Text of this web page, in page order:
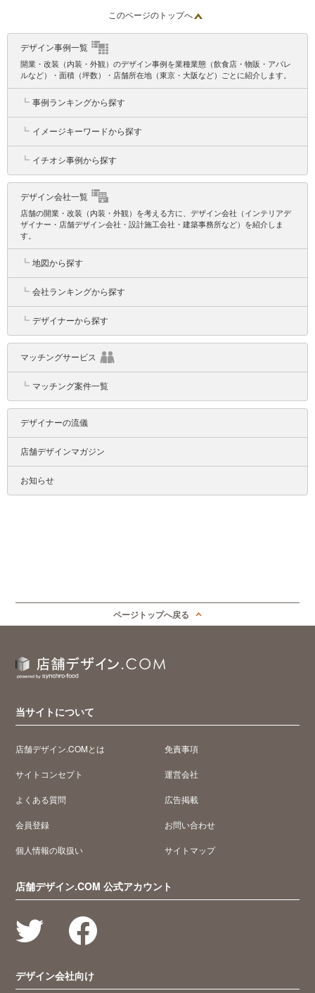
このページのトップへ
デザイン事例一覧
開業・改装（内装・外観）のデザイン事例を業種業態（飲食店・物販・アパレ
ルなど）・面積（坪数）・店舗所在地（東京・大阪など）ごとに紹介します。
┗ 事例ランキングから探す
┗ イメージキーワードから探す
┗ イチオシ事例から探す
デザイン会社一覧
店舗の開業・改装（内装・外観）を考える方に、デザイン会社（インテリアデ
ザイナー・店舗デザイン会社・設計施工会社・建築事務所など）を紹介しま
す。
┗ 地図から探す
┗ 会社ランキングから探す
┗ デザイナーから探す
マッチングサービス
┗ マッチング案件一覧
デザイナーの流儀
店舗デザインマガジン
お知らせ
ページトップへ戻る
当サイトについて
店舗デザイン.COMとは
サイトコンセプト
よくある質問
会員登録
個人情報の取扱い
免責事項
運営会社
広告掲載
お問い合わせ
サイトマップ
店舗デザイン.COM 公式アカウント
デザイン会社向け